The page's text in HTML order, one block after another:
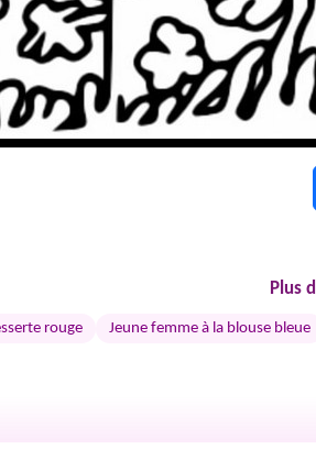
Plus
rouge Jeune femme à la blouse bleue